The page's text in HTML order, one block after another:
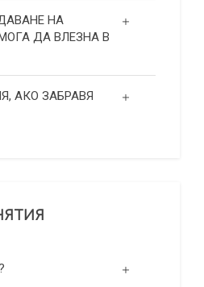
НА
ДА ВЛЕЗНА В
АКО ЗАБРАВЯ